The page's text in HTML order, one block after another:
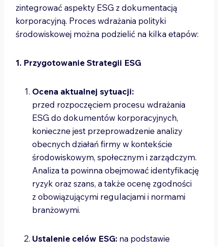
zintegrować aspekty ESG z dokumentacją
korporacyjną. Proces wdrażania polityki
środowiskowej można podzielić na kilka etapów:
1. Przygotowanie Strategii ESG
Ocena aktualnej sytuacji:
przed rozpoczęciem procesu wdrażania
ESG do dokumentów korporacyjnych,
konieczne jest przeprowadzenie analizy
obecnych działań firmy w kontekście
środowiskowym, społecznym i zarządczym.
Analiza ta powinna obejmować identyfikację
ryzyk oraz szans, a także ocenę zgodności
z obowiązującymi regulacjami i normami
branżowymi.
Ustalenie celów ESG: na podstawie